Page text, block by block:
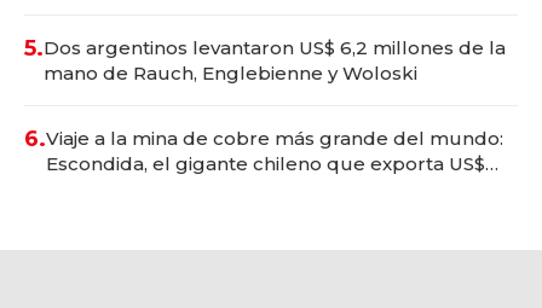
5.Dos argentinos levantaron US$ 6,2 millones de la
mano de Rauch, Englebienne y Woloski
6.Viaje a la mina de cobre más grande del mundo:
Escondida, el gigante chileno que exporta US$